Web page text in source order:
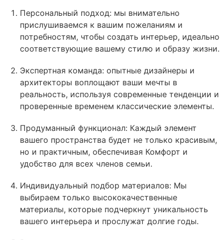
Персональный подход: мы внимательно
прислушиваемся к вашим пожеланиям и
потребностям, чтобы создать интерьер, идеально
соответствующие вашему стилю и образу жизни.
Экспертная команда: опытные дизайнеры и
архитекторы воплощают ваши мечты в
реальность, используя современные тенденции и
проверенные временем классические элементы.
Продуманный функционал: Каждый элемент
вашего пространства будет не только красивым,
но и практичным, обеспечивая Комфорт и
удобство для всех членов семьи.
Индивидуальный подбор материалов: Мы
выбираем только высококачественные
материалы, которые подчеркнут уникальность
вашего интерьера и прослужат долгие годы.